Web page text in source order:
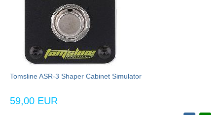
Tomsline ASR-3 Shaper Cabinet Simulator
59,00 EUR